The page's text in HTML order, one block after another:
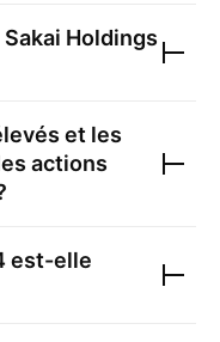
Holdings
et les
actions
est-elle